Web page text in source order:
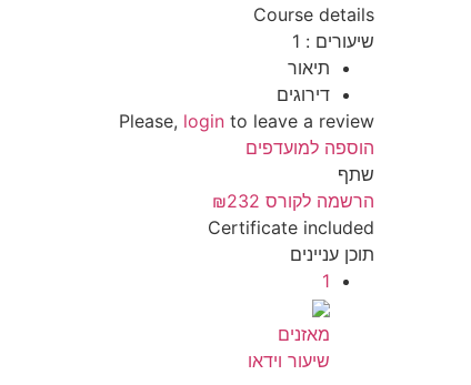
Course details
שיעורים :
1
תיאור
דירוגים
Please, login to leave a review
הוספה למועדפים
שתף
הרשמה לקורס ₪232
Certificate included
תוכן עניינים
1
מאזנים
שיעור וידאו